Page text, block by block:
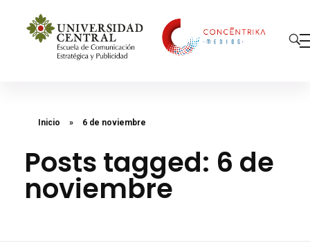
Inicio » 6 de noviembre
Posts tagged: 6 de
noviembre